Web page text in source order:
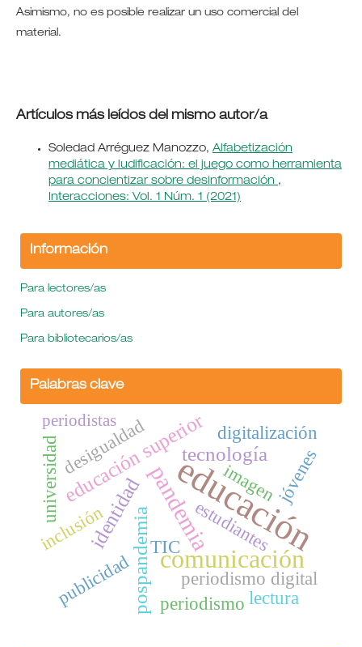
Asimismo, no es posible realizar un uso comercial del
material.
Artículos más leídos del mismo autor/a
Soledad Arréguez Manozzo, Alfabetización
mediática y ludificación: el juego como herramienta
para concientizar sobre desinformación ,
Interacciones: Vol. 1 Núm. 1 (2021)
Información
Para lectores/as
Para autores/as
Para bibliotecarios/as
Palabras clave
educación
comunicación
pandemia
tecnología
pospandemia
educación superior
identidad
inclusión
digitalización
estudiantes
imagen
publicidad periodismo digital
jóvenes
universidaddesigualdad
TIC
periodismo lectura
periodistas